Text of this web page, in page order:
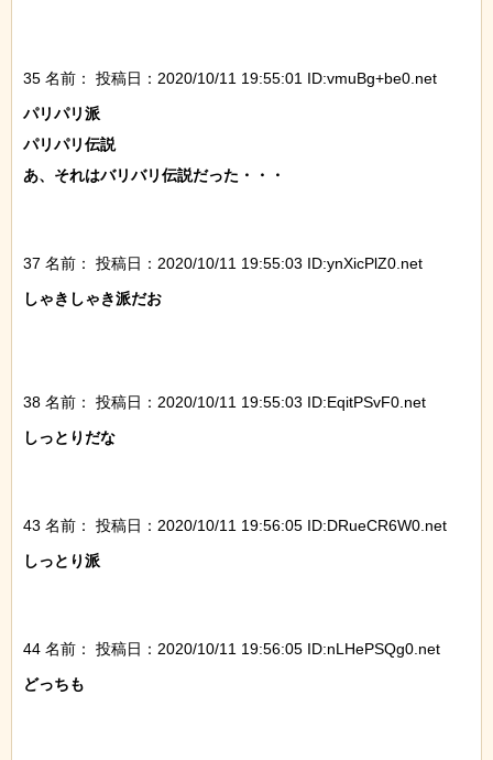
35 名前：
投稿日：2020/10/11 19:55:01 ID:vmuBg+be0.net
パリパリ派
パリパリ伝説
あ、それはバリバリ伝説だった・・・
37 名前：
投稿日：2020/10/11 19:55:03 ID:ynXicPlZ0.net
しゃきしゃき派だお
38 名前：
投稿日：2020/10/11 19:55:03 ID:EqitPSvF0.net
しっとりだな
43 名前：
投稿日：2020/10/11 19:56:05 ID:DRueCR6W0.net
しっとり派
44 名前：
投稿日：2020/10/11 19:56:05 ID:nLHePSQg0.net
どっちも